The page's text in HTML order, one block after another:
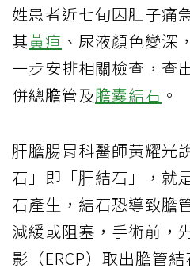
姓患者近七旬因肚子痛
其黃疸 、尿液顏色變深
一步安排相關檢查，查
併總膽管及膽囊結石 。
肝膽腸胃科醫師黃耀光
石」即「肝結石」，就
石產生，結石恐導致膽
減緩或阻塞，手術前，
影（ERCP）取出膽管